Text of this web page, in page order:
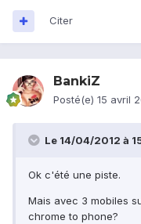
Citer
BankiZ
Posté(e) 15 avril
Le 14/04/2012 à
Ok c'été une piste.
Mais avec 3 mobiles
chrome to phone?